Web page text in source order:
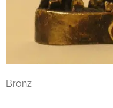
Bronz